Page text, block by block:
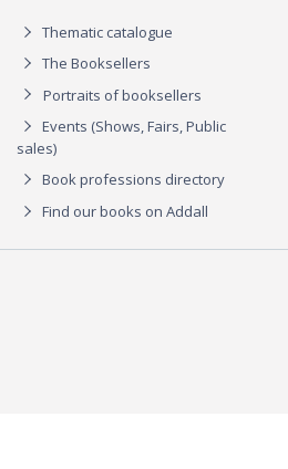
Thematic catalogue
The Booksellers
Portraits of booksellers
Events (Shows, Fairs, Public
sales)
Book professions directory
Find our books on Addall